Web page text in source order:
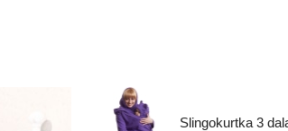
Slingokurtka 3